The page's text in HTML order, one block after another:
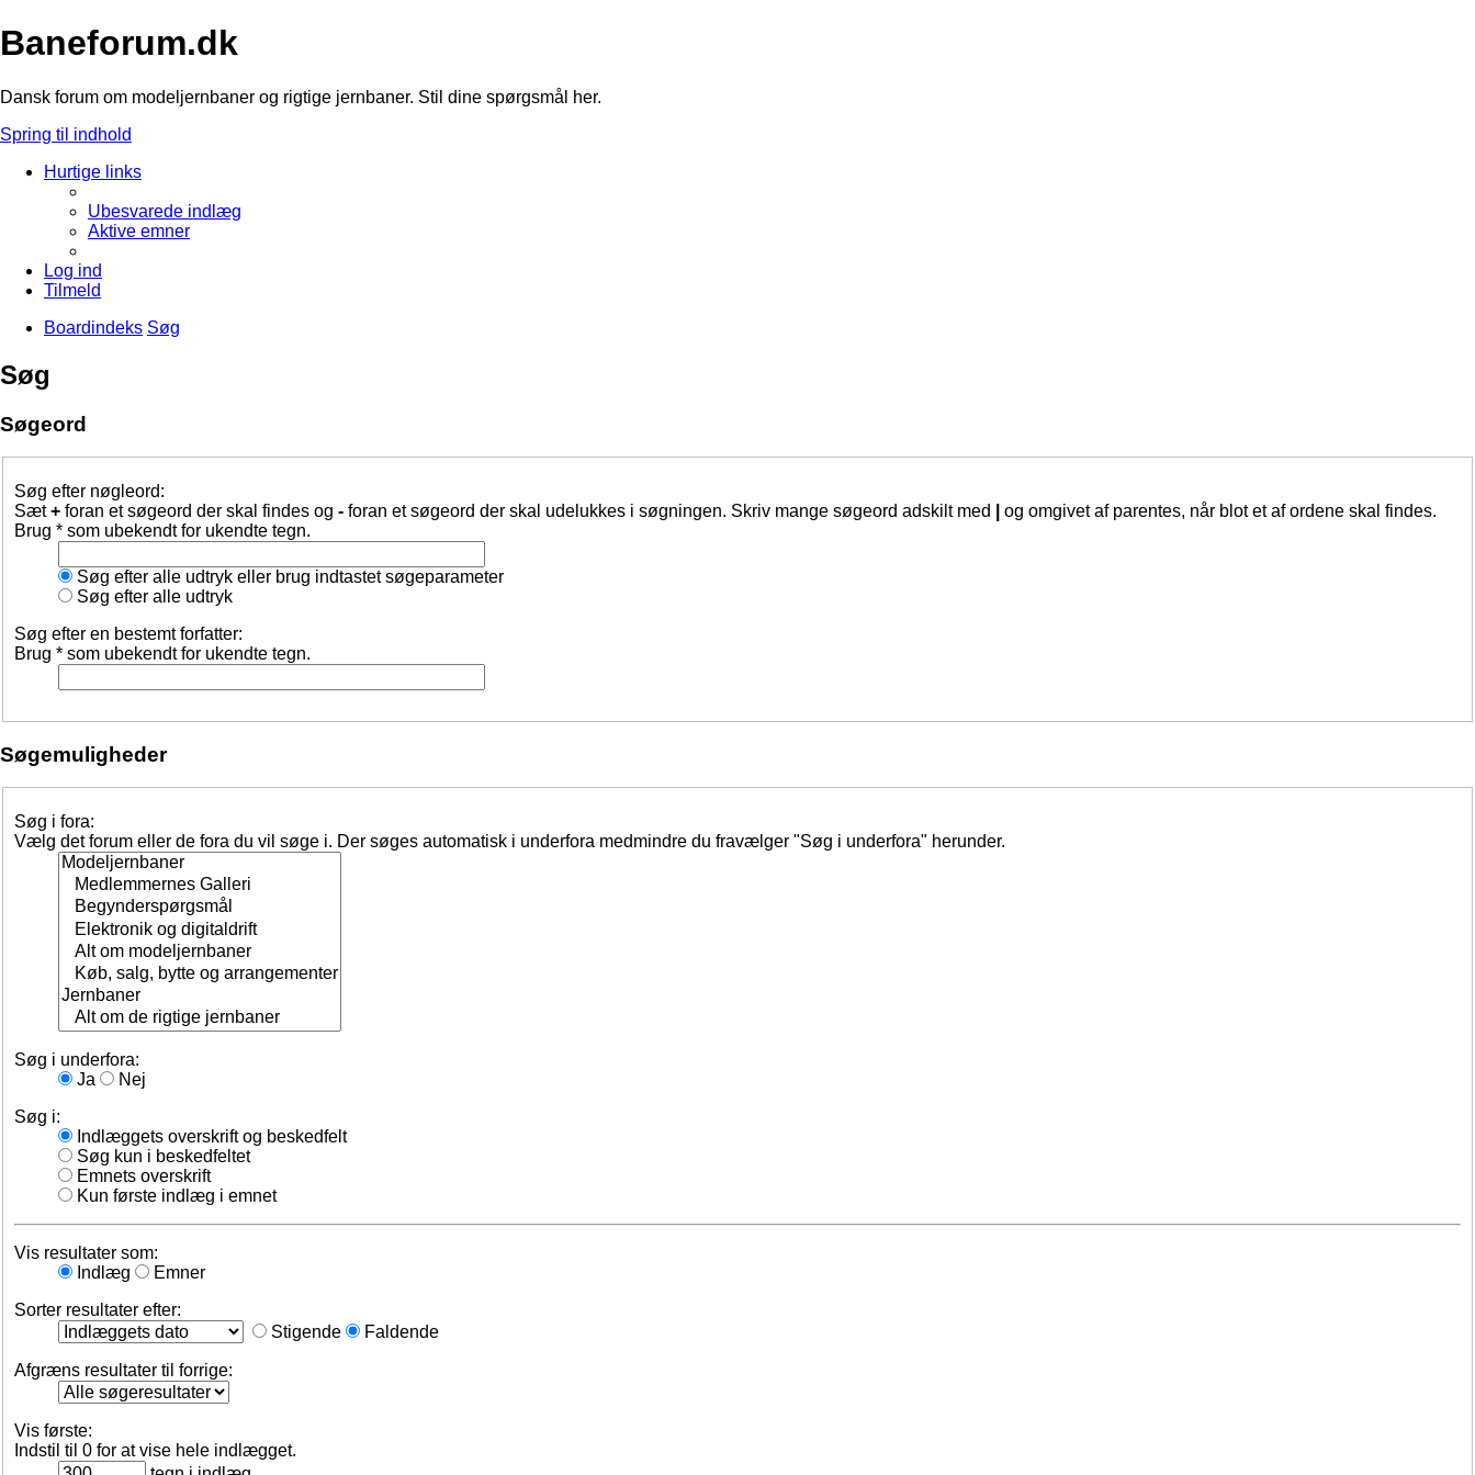
Baneforum.dk
Dansk forum om modeljernbaner og rigtige jernbaner. Stil dine spørgsmål her.
Spring til indhold
Hurtige links
Ubesvarede indlæg
Aktive emner
Log ind
Tilmeld
Boardindeks Søg
Søg
Søgeord
Søg efter nøgleord:
Sæt+ foran et søgeord der skal findes og - foran et søgeord der skal udelukkes i søgningen. Skriv mange søgeord adskilt med
og omgivet af parentes, når blot et af ordene skal findes.
Brug * som ubekendt for ukendte tegn.
Søg efter alle udtryk eller brug indtastet søgeparameter
Søg efter alle udtryk
Søg efter en bestemt forfatter:
Brug * som ubekendt for ukendte tegn.
Søgemuligheder
Søg i fora:
Vælg det forum eller de fora du vil søge i. Der søges automatisk i underfora medmindre du fravælger "Søg i underfora" herunder.
Søg i underfora:
Ja
Nej
Søg i:
Indlæggets overskrift og beskedfelt
Søg kun i beskedfeltet
Emnets overskrift
Kun første indlæg i emnet
Vis resultater som:
Indlæg
Emner
Sorter resultater efter:
Stigende
Faldende
Afgræns resultater til forrige:
Vis første:
Indstil til 0 for at vise hele indlægget.